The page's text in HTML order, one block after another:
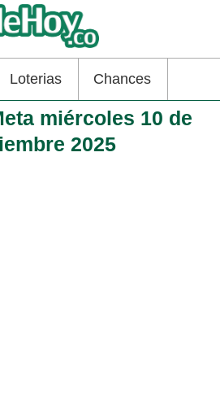
Loterias Chances
miércoles 10 de
2025